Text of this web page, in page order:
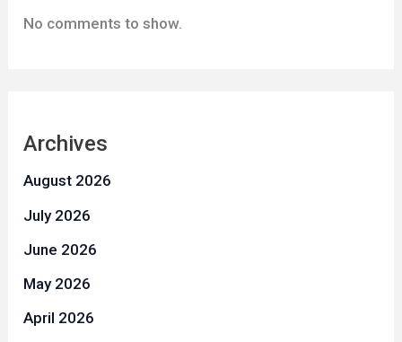
No comments to show.
Archives
August 2026
July 2026
June 2026
May 2026
April 2026